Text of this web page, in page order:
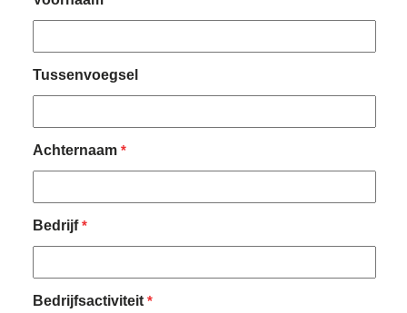
Tussenvoegsel
Achternaam *
Bedrijf*
Bedrijfsactiviteit *